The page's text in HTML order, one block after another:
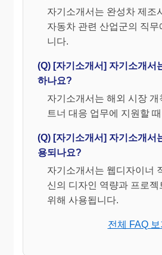
자기소개서는 완성차 제조
자동차 관련 산업군의 직무
니다.
(Q) [자기소개서] 자기소개서
하나요?
자기소개서는 해외 시장
트너 대응 업무에 지원할
(Q) [자기소개서] 자기소개서
용되나요?
자기소개서는 웹디자이너
신의 디자인 역량과 프로젝
위해 사용됩니다.
전체 FAQ